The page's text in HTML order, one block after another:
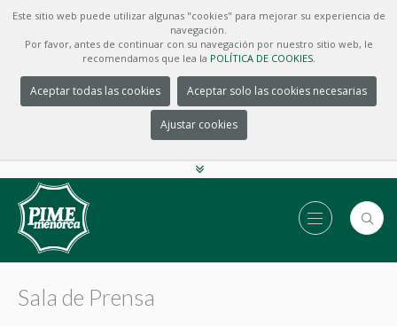
Este sitio web puede utilizar algunas "cookies" para mejorar su experiencia de
navegación.
Por favor, antes de continuar con su navegación por nuestro sitio web, le
recomendamos que lea la POLÍTICA DE COOKIES.
Aceptar todas las cookies Aceptar solo las cookies necesarias
Ajustar cookies
Sala de Prensa